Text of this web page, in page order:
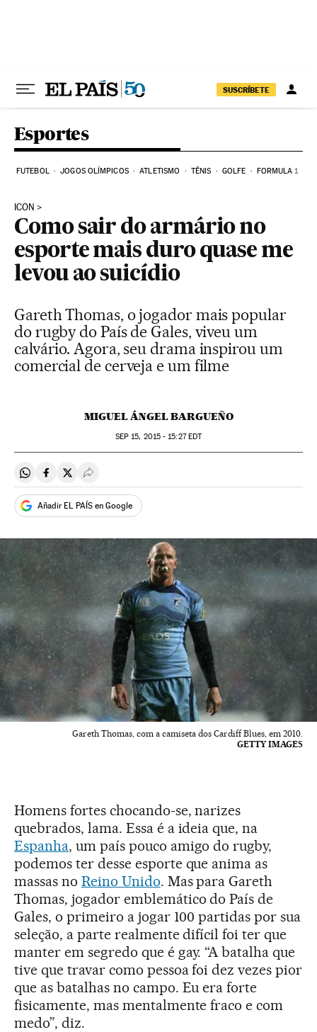
SUSCRÍBETE
Esportes
FUTEBOL JOGOS OLÍMPICOS ATLETISMO TÊNIS GOLFE FORMULA 1
ICON
Como sair do armário no
esporte mais duro quase me
levou ao suicídio
Gareth Thomas, o jogador mais popular
do rugby do País de Gales, viveu um
calvário. Agora, seu drama inspirou um
comercial de cerveja e um filme
MIGUEL ÁNGEL BARGUEÑO
SEP 15, 2015 - 15:27EDT
Compartir en Whatsapp
Compartir en Facebook
Compartir en Twitter
Desplegar Redes Sociales
Añadir EL PAÍS en Google
Gareth Thomas, com a camiseta dos Cardiff Blues, em 2010.
GETTY IMAGES
Homens fortes chocando-se, narizes
quebrados, lama. Essa é a ideia que, na
Espanha, um país pouco amigo do rugby,
podemos ter desse esporte que anima as
massas no Reino Unido. Mas para Gareth
Thomas, jogador emblemático do País de
Gales, o primeiro a jogar 100 partidas por sua
seleção, a parte realmente difícil foi ter que
manter em segredo que é gay. “A batalha que
tive que travar como pessoa foi dez vezes pior
que as batalhas no campo. Eu era forte
fisicamente, mas mentalmente fraco e com
medo”, diz.